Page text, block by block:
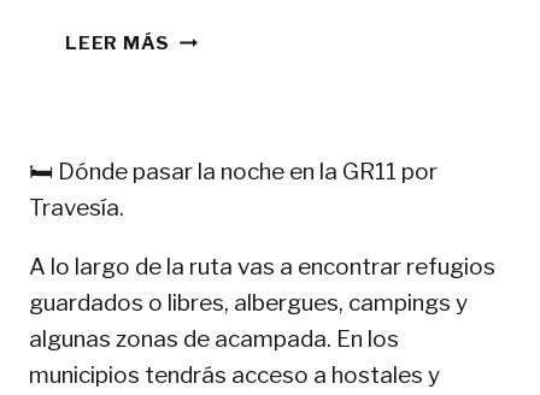
LEER MÁS CONSEJOS
11-
🛏️ Dónde pasar la noche en la GR11 por
Travesía.
A lo largo de la ruta vas a encontrar refugios
guardados o libres, albergues, campings y
algunas zonas de acampada. En los
municipios tendrás acceso a hostales y